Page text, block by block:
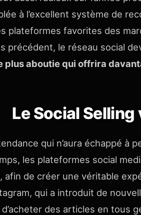
à l’excellent système de
plateformes favorites des
précédent, le réseau social
plus aboutie qui offrira
Le Social
qui n’aura échappé à
les plateformes social
, afin de créer une véritable
qui a introduit de
des articles en tous